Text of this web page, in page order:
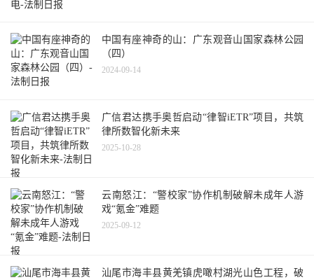
中国有座神奇的山：广东观音山国家森林公园
（四）
2024-09-14
广信君达携手奥哲启动“律智iETR”项目，共筑
律所数智化新未来
2025-10-28
云南怒江：“警校家”协作机制破解未成年人游
戏“氪金”难题
2025-09-12
汕尾市海丰县黄羌镇虎噉村湖光山色工程，破